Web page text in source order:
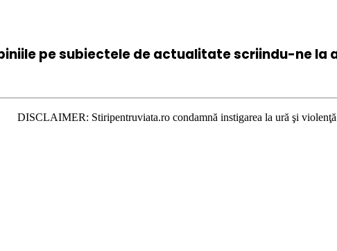
pe subiectele de actualitate scriindu-ne la
Stiripentruviata.ro condamnă instigarea la ură şi violenţă. Dar,